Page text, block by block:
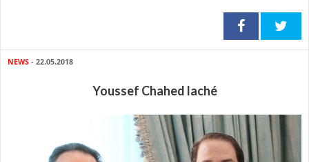
NEWS - 22.05.2018
Youssef Chahed laché